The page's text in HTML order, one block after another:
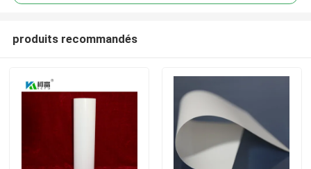
produits recommandés